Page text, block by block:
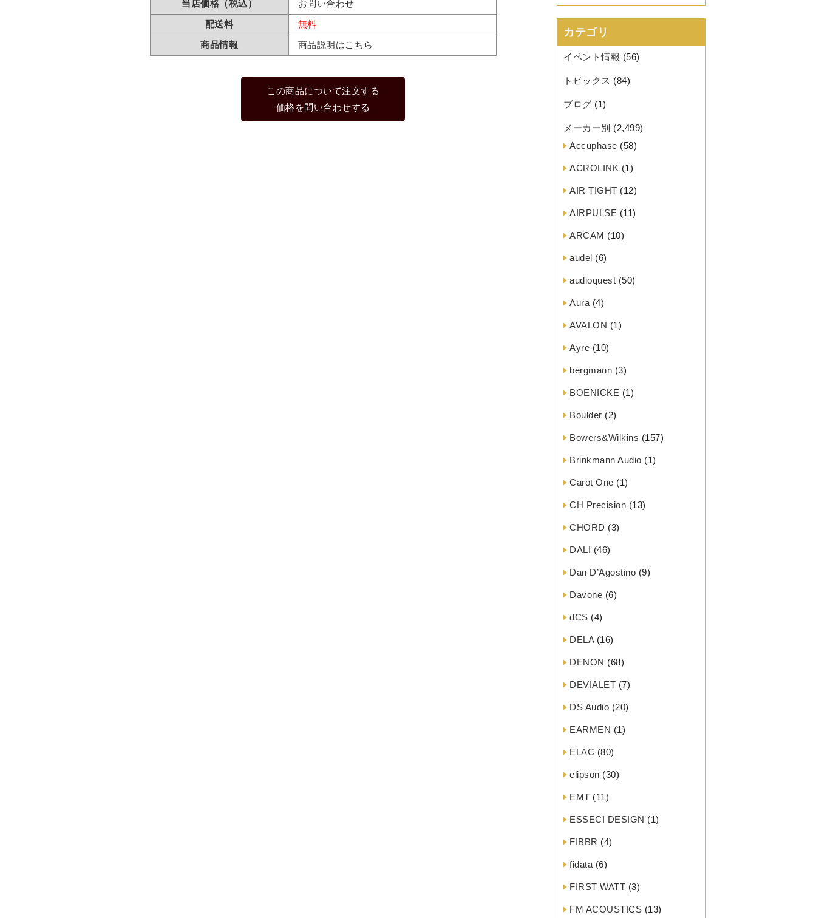
当店価格（税込）
お問い合わせ
配送料
無料
商品情報
商品説明はこちら
この商品について注文する
価格を問い合わせする
カテゴリ
イベント情報 (56)
トピックス (84)
ブログ (1)
メーカー別 (2,499)
Accuphase (58)
ACROLINK (1)
AIR TIGHT (12)
AIRPULSE (11)
ARCAM (10)
audel (6)
audioquest (50)
Aura (4)
AVALON (1)
Ayre (10)
bergmann (3)
BOENICKE (1)
Boulder (2)
Bowers&Wilkins (157)
Brinkmann Audio (1)
Carot One (1)
CH Precision (13)
CHORD (3)
DALI (46)
Dan D’Agostino (9)
Davone (6)
dCS (4)
DELA(16)
DENON (68)
DEVIALET (7)
DS Audio (20)
EARMEN (1)
ELAC (80)
elipson (30)
EMT (11)
ESSECI DESIGN (1)
FIBBR (4)
fidata (6)
FIRST WATT (3)
FM ACOUSTICS (13)